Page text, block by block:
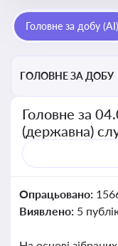
дотримання
Головне за добу (AI)
ГОЛОВНЕ ЗА ДОБУ
Головне за
(державна)
Опрацьовано:
Виявлено: 5